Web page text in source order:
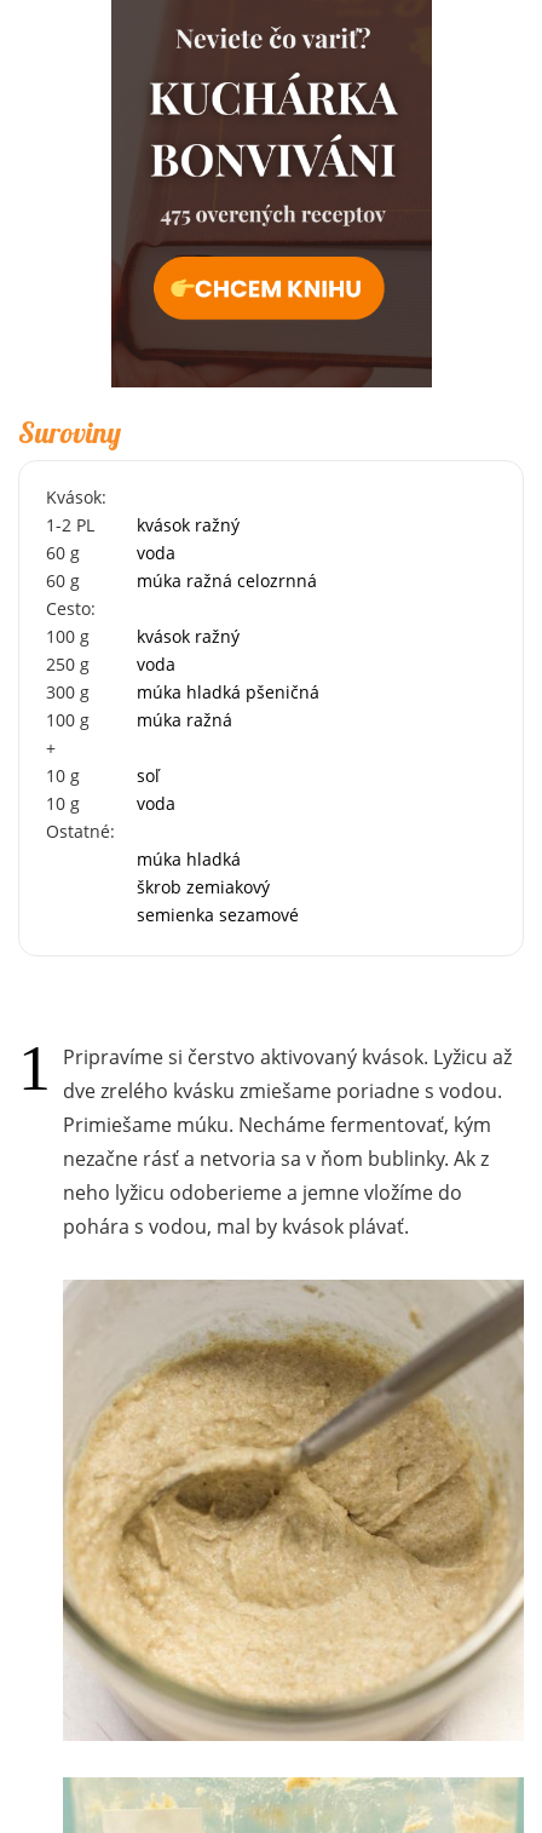
Suroviny
Kvások:
1-2 PL
kvások ražný
60 g
voda
60 g
múka ražná celozrnná
Cesto:
100 g
kvások ražný
250 g
voda
300 g
múka hladká pšeničná
100 g
múka ražná
+
10 g
soľ
10 g
voda
Ostatné:
múka hladká
škrob zemiakový
semienka sezamové
Pripravíme si čerstvo aktivovaný kvások. Lyžicu až
dve zrelého kvásku zmiešame poriadne s vodou.
Primiešame múku. Necháme fermentovať, kým
nezačne rásť a netvoria sa v ňom bublinky. Ak z
neho lyžicu odoberieme a jemne vložíme do
pohára s vodou, mal by kvások plávať.